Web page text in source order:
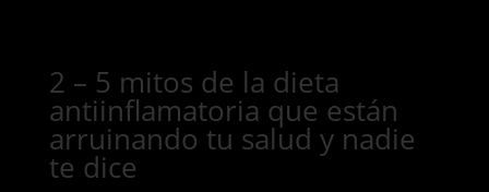
2 – 5 mitos de la dieta
antiinflamatoria que están
arruinando tu salud y nadie
te dice